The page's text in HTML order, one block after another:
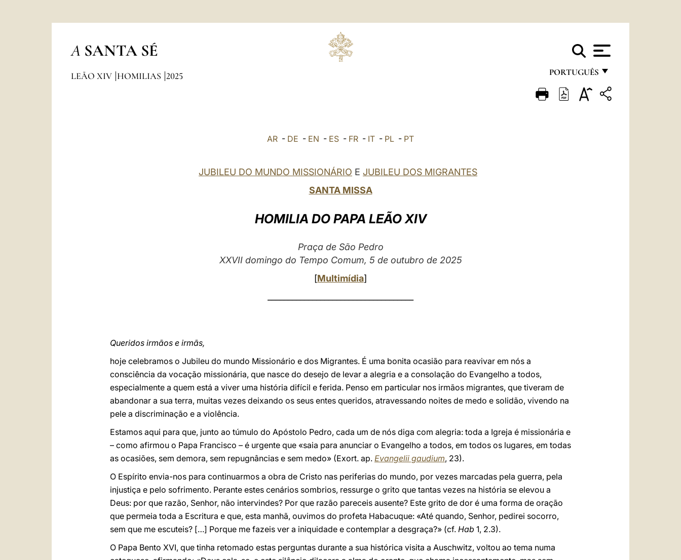
A SANTA SÉ
PORTUGUÊS
FRANÇAIS
LEÃO XIV HOMILIAS 2025
AR - DE - EN - ES - FR - IT - PL - PT
JUBILEU DO MUNDO MISSIONÁRIO E JUBILEU DOS MIGRANTES
SANTA MISSA
HOMILIA DO PAPA LEÃO XIV
Praça de São Pedro
XXVII domingo do Tempo Comum, 5 de outubro de 2025
[Multimídia]
Queridos irmãos e irmãs,
hoje celebramos o Jubileu do mundo Missionário e dos Migrantes. É uma bonita ocasião para reavivar em nós a
consciência da vocação missionária, que nasce do desejo de levar a alegria e a consolação do Evangelho a todos,
especialmente a quem está a viver uma história difícil e ferida. Penso em particular nos irmãos migrantes, que tiveram de
abandonar a sua terra, muitas vezes deixando os seus entes queridos, atravessando noites de medo e solidão, vivendo na
pele a discriminação e a violência.
Estamos aqui para que, junto ao túmulo do Apóstolo Pedro, cada um de nós diga com alegria: toda a Igreja é missionária e
– como afirmou o Papa Francisco – é urgente que «saia para anunciar o Evangelho a todos, em todos os lugares, em todas
as ocasiões, sem demora, sem repugnâncias e sem medo» (Exort. ap. Evangelii gaudium, 23).
O Espírito envia-nos para continuarmos a obra de Cristo nas periferias do mundo, por vezes marcadas pela guerra, pela
injustiça e pelo sofrimento. Perante estes cenários sombrios, ressurge o grito que tantas vezes na história se elevou a
Deus: por que razão, Senhor, não intervindes? Por que razão pareceis ausente? Este grito de dor é uma forma de oração
que permeia toda a Escritura e que, esta manhã, ouvimos do profeta Habacuque: «Até quando, Senhor, pedirei socorro,
sem que me escuteis? […] Porque me fazeis ver a iniquidade e contemplar a desgraça?» (cf. Hab 1, 2.3).
O Papa Bento XVI, que tinha retomado estas perguntas durante a sua histórica visita a Auschwitz, voltou ao tema numa